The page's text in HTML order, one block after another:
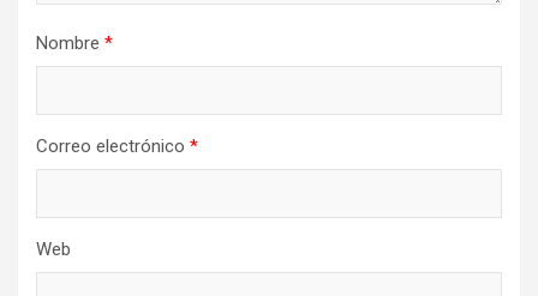
Nombre *
Correo electrónico *
Web